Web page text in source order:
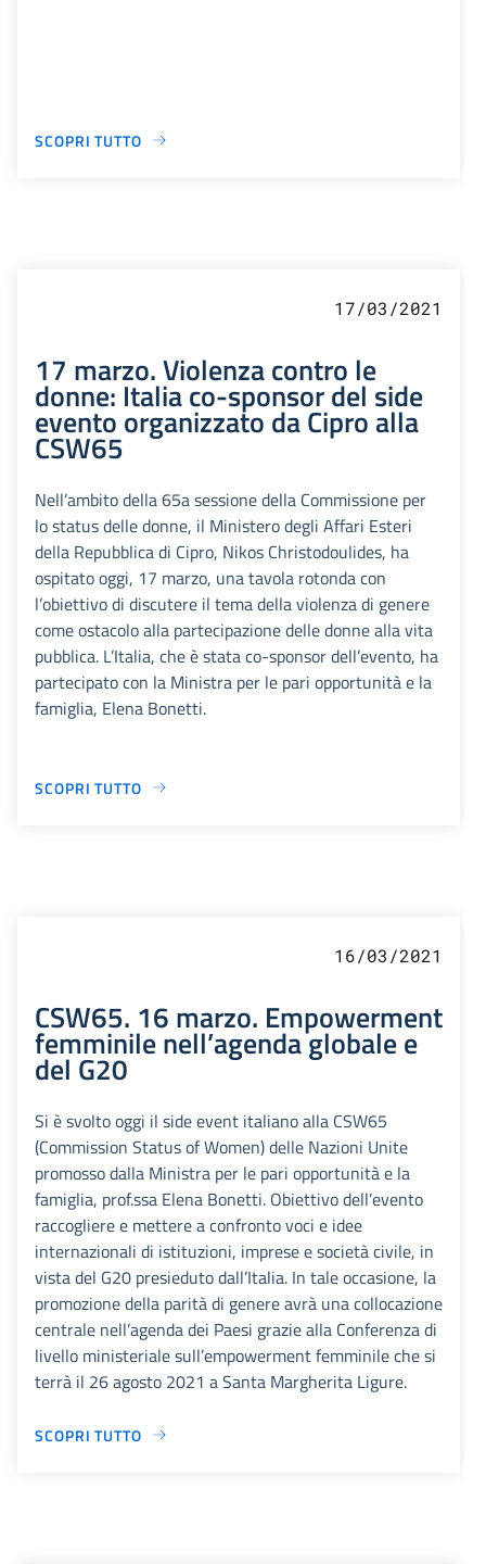
SCOPRI TUTTO
17/03/2021
17 marzo. Violenza contro le
donne: Italia co-sponsor del side
evento organizzato da Cipro alla
CSW65
Nell’ambito della 65a sessione della Commissione per
lo status delle donne, il Ministero degli Affari Esteri
della Repubblica di Cipro, Nikos Christodoulides, ha
ospitato oggi, 17 marzo, una tavola rotonda con
l’obiettivo di discutere il tema della violenza di genere
come ostacolo alla partecipazione delle donne alla vita
pubblica. L’Italia, che è stata co-sponsor dell’evento, ha
partecipato con la Ministra per le pari opportunità e la
famiglia, Elena Bonetti.
SCOPRI TUTTO
16/03/2021
CSW65. 16 marzo. Empowerment
femminile nell’agenda globale e
del G20
Si è svolto oggi il side event italiano alla CSW65
(Commission Status of Women) delle Nazioni Unite
promosso dalla Ministra per le pari opportunità e la
famiglia, prof.ssa Elena Bonetti. Obiettivo dell’evento
raccogliere e mettere a confronto voci e idee
internazionali di istituzioni, imprese e società civile, in
vista del G20 presieduto dall’Italia. In tale occasione, la
promozione della parità di genere avrà una collocazione
centrale nell’agenda dei Paesi grazie alla Conferenza di
livello ministeriale sull’empowerment femminile che si
terrà il 26 agosto 2021 a Santa Margherita Ligure.
SCOPRI TUTTO